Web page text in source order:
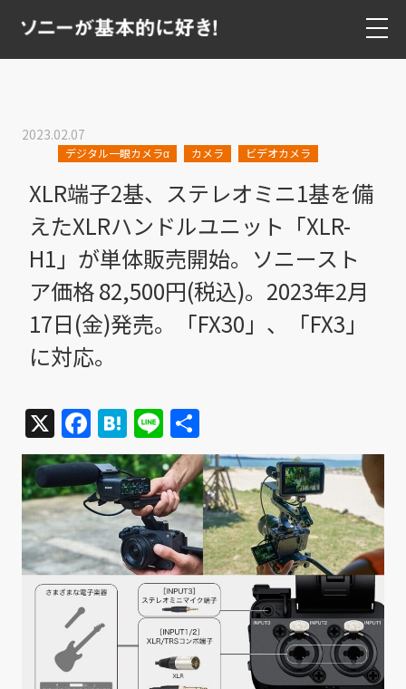
2023.02.07
デジタル一眼カメラα カメラ ビデオカメラ
XLR端子2基、ステレオミニ1基を備
えたXLRハンドルユニット「XLR-
H1」が単体販売開始。ソニースト
ア価格 82,500円(税込)。2023年2月
17日(金)発売。「FX30」、「FX3」
に対応。
X Facebook
Hatena
Line
有